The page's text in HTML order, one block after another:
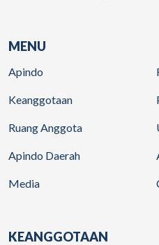
MENU
Apindo
Keanggotaan
Ruang Anggota
Apindo Daerah
Media
KEANGGOTAAN